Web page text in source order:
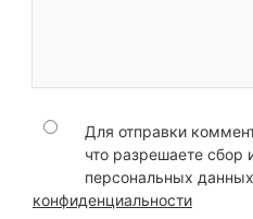
Для отправки
что разрешаете сбор
персональных
конфиденциальности